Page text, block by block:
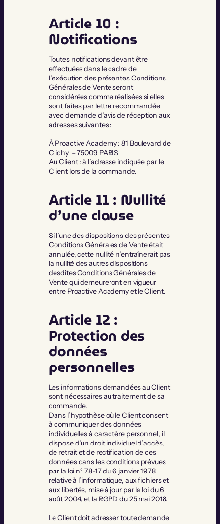
Article 10 :
Notifications
Toutes notifications devant être
effectuées dans le cadre de
l’exécution des présentes Conditions
Générales de Vente seront
considérées comme réalisées si elles
sont faites par lettre recommandée
avec demande d’avis de réception aux
adresses suivantes :
À Proactive Academy : 81 Boulevard de
Clichy – 75009 PARIS
Au Client : à l’adresse indiquée par le
Client lors de la commande.
Article 11 : Nullité
d’une clause
Si l’une des dispositions des présentes
Conditions Générales de Vente était
annulée, cette nullité n’entraînerait pas
la nullité des autres dispositions
desdites Conditions Générales de
Vente qui demeureront en vigueur
entre Proactive Academy et le Client.
Article 12 :
Protection des
données
personnelles
Les informations demandées au Client
sont nécessaires au traitement de sa
commande.
Dans l’hypothèse où le Client consent
à communiquer des données
individuelles à caractère personnel, il
dispose d’un droit individuel d’accès,
de retrait et de rectification de ces
données dans les conditions prévues
par la loi n° 78-17 du 6 janvier 1978
relative à l’informatique, aux fichiers et
aux libertés, mise à jour par la loi du 6
août 2004, et la RGPD du 25 mai 2018.
Le Client doit adresser toute demande